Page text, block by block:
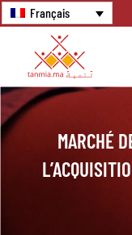
Français
MARCHÉ